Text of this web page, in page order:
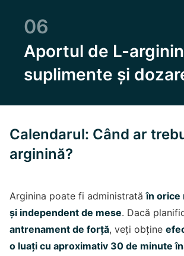
06
Aportul de L-
suplimente și
Calendarul: Când ar
arginină?
Arginina poate fi administratăîn orice
și independent de mese. Dacă
antrenament de forță, veți obține
o luați cu aproximativ 30 de minute